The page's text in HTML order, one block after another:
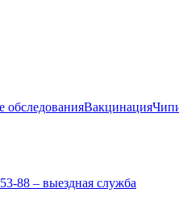
обследованияВакцинация
88 – выездная служба